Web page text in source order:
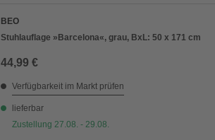
BEO
Stuhlauflage »Barcelona«, grau, BxL: 50 x 171 cm
44,99 €
Verfügbarkeit im Markt prüfen
lieferbar
Zustellung 27.08. - 29.08.